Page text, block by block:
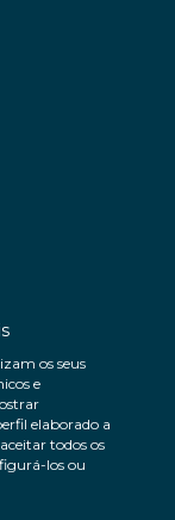
os seus
e
elaborado a
todos os
los ou